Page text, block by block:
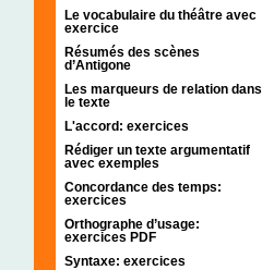
Le vocabulaire du théâtre avec
exercice
Résumés des scènes
d’Antigone
Les marqueurs de relation dans
le texte
L'accord: exercices
Rédiger un texte argumentatif
avec exemples
Concordance des temps:
exercices
Orthographe d’usage:
exercices PDF
Syntaxe: exercices